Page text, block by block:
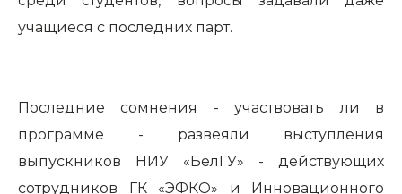
учащиеся с последних парт.
Последние сомнения - участвовать ли в
программе - развеяли выступления
выпускников НИУ «БелГУ» - действующих
сотрудников ГК «ЭФКО» и Инновационного